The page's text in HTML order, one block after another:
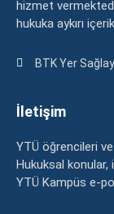
hizmet
hukuka aykırı
BTK Yer
İletişim
YTÜ öğrencileri
Hukuksal konular,
YTÜ Kampüs e-